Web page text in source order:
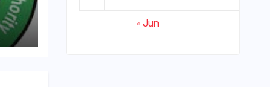
« Jun